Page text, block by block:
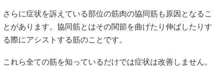
さらに症状を訴えている部位の筋肉の協同筋も原因となるこ
とがあります。協同筋とはその関節を曲げたり伸ばしたりす
る際にアシストする筋のことです。
これら全ての筋を知っているだけでは症状は改善しません。